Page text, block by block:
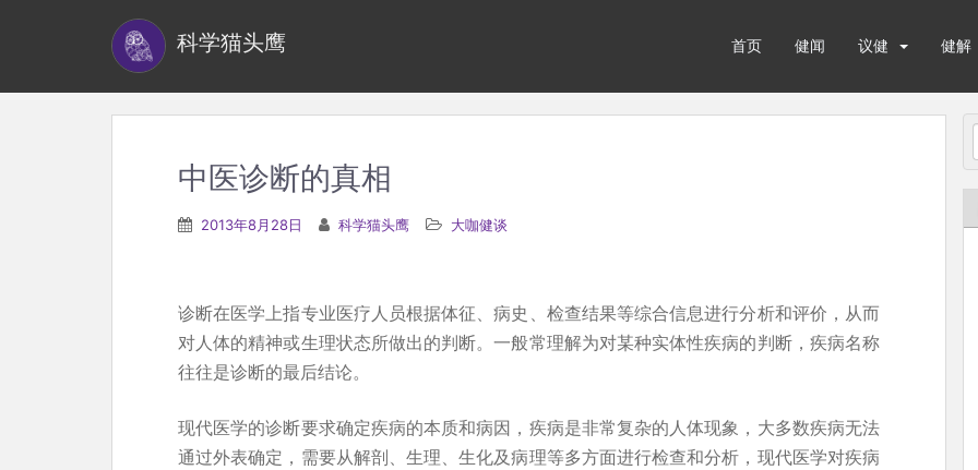
科学猫头鹰 首页 健闻 议健 健解
中医诊断的真相
2013年8月28日 科学猫头鹰 大咖健谈
诊断在医学上指专业医疗人员根据体征、病史、检查结果等综合信息进行分析和评价，从而
对人体的精神或生理状态所做出的判断。一般常理解为对某种实体性疾病的判断，疾病名称
往往是诊断的最后结论。
现代医学的诊断要求确定疾病的本质和病因，疾病是非常复杂的人体现象，大多数疾病无法
通过外表确定，需要从解剖、生理、生化及病理等多方面进行检查和分析，现代医学对疾病